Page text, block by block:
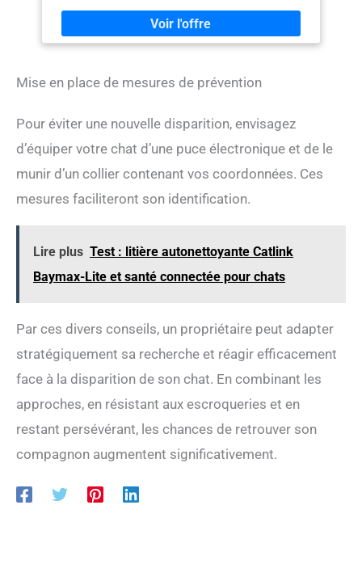
en maille résistant aux rayures. De plus, les humains et
les animaux peuvent se voir. Avec une fenêtre à
glissière à l'avant, l'accès à la caressage ou à
confort pour les longs trajets. Avec le sac pour
train, la voiture et même dans l'avion. Le sac a été
certifié par certaines compagnies aériennes.
PRATIQUE ET PORTABLE : Avec une bandoulière
en épaule ou à la main comme vous voulez. La sangle
peut vous aider à fixer le sac dans la voiture. Ne vous
peut être suspendu au sac. Il peut manger et dormir à
l'intérieur. Ce sac offre à votre animal un nid de
transport confortable.
Mise en place de mesures de prévention
Pour éviter une nouvelle disparition, envisagez
d’équiper votre chat d’une puce électronique et de le
munir d’un collier contenant vos coordonnées. Ces
mesures faciliteront son identification.
Lire plus Test : litière autonettoyante Catlink
Baymax-Lite et santé connectée pour chats
Par ces divers conseils, un propriétaire peut adapter
stratégiquement sa recherche et réagir efficacement
face à la disparition de son chat. En combinant les
approches, en résistant aux escroqueries et en
restant persévérant, les chances de retrouver son
compagnon augmentent significativement.